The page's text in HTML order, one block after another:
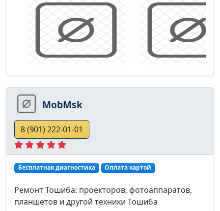
MobMsk
8 (901) 222-01-01
Бесплатная диагностика Оплата картой
Ремонт Тошиба: проекторов, фотоаппаратов,
планшетов и другой техники Тошиба